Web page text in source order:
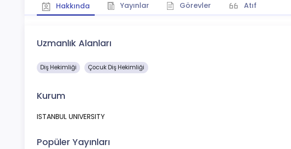
Hakkında Yayınlar Görevler Atıf
Uzmanlık Alanları
Diş Hekimliği Çocuk Diş Hekimliği
Kurum
ISTANBUL UNIVERSITY
Popüler Yayınları